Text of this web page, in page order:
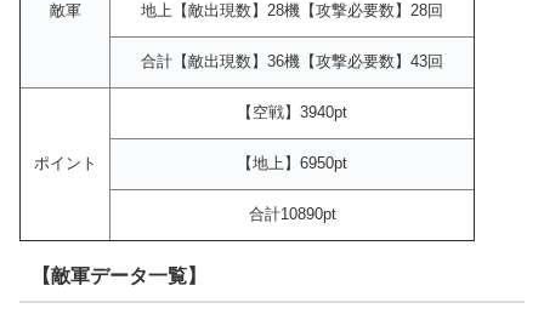
敵軍 地上【敵出現数】28機【攻撃必要数】28回
合計【敵出現数】36機【攻撃必要数】43回
ポイント
【空戦】3940pt
【地上】6950pt
合計10890pt
【敵軍データ一覧】